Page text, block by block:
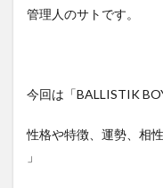
管理人のサトです。
今回は「BALLISTIK
性格や特徴、運勢、相
」